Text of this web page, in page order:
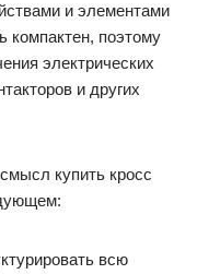
и элементами
компактен, поэтому
электрических
и других
купить кросс
всю